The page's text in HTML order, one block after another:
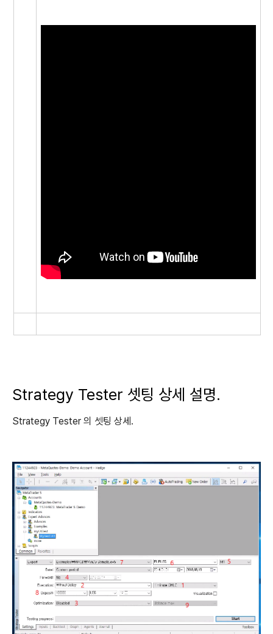
Strategy Tester 셋팅 상세 설명.
Strategy Tester 의 셋팅 상세.